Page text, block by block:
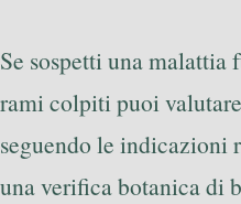
Se sospetti una
rami colpiti puoi
seguendo le indicazioni
una verifica botanica di